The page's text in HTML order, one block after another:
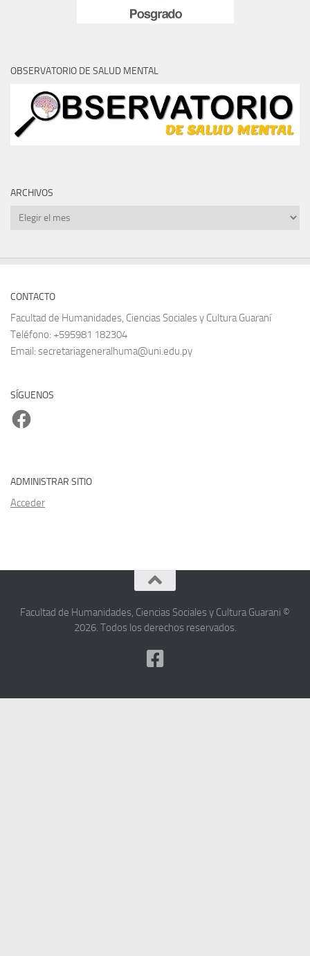
OBSERVATORIO DE SALUD MENTAL
ARCHIVOS
Archivos
CONTACTO
Facultad de Humanidades, Ciencias Sociales y Cultura Guaraní
Teléfono: +595981 182304
Email: secretariageneralhuma@uni.edu.py
SÍGUENOS
Facebook
ADMINISTRAR SITIO
Acceder
Facultad de Humanidades, Ciencias Sociales y Cultura Guarani ©
2026. Todos los derechos reservados.